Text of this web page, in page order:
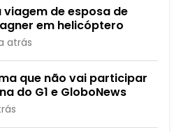
viagem de esposa de
em helicóptero
atrás
que não vai participar
do G1 e GloboNews